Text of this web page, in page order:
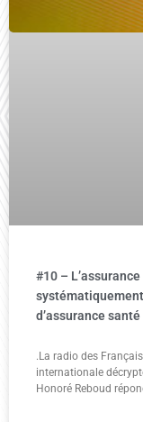
#10 –
d’assurance
.La radio des
internationale
Honoré Reboud